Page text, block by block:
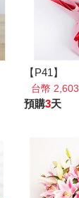
【P41】
台幣 2,603
預購3天